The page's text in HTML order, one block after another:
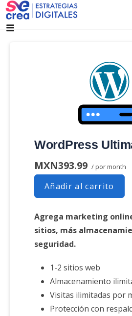
Saltar
contenido
SeCrea Estrategias Digitales |
AGENCIA DE MARKETING DIGITAL CDMX
WordPress
MXN393.99 / por month
Añadir al carrito
Agrega marketing
sitios, más
seguridad.
1-2 sitios web
Almacenamiento
Visitas ilimitadas por
Protección con